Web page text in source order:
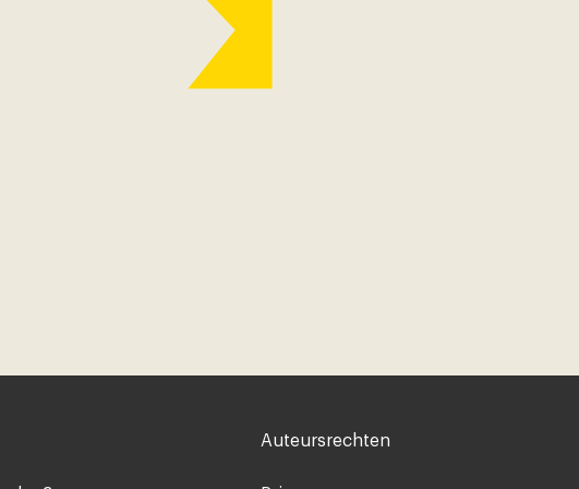
Voet
Auteursrechten